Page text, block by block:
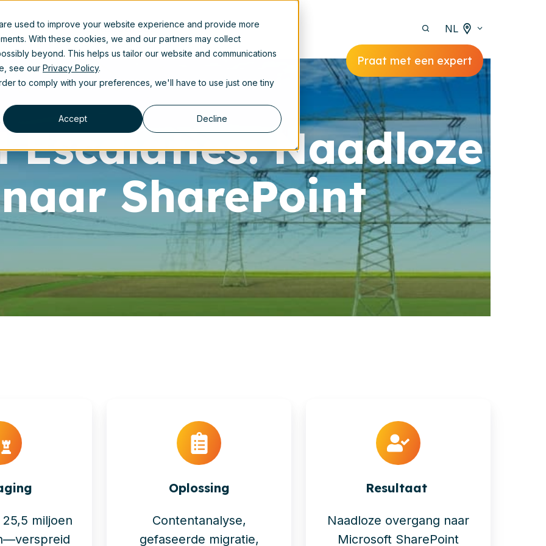
used to improve your website experience and provide more
With these cookies, we and our partners may collect
beyond. This helps us tailor our website and communications
see our Privacy Policy.
to comply with your preferences, we'll have to use just one tiny
Accept Decline
Resources NL
Praat met een expert
Escalaties: Naadloze
SharePoint
miljoen
Oplossing
Contentanalyse,
gefaseerde migratie,
Resultaat
Naadloze overgang naar
Microsoft SharePoint